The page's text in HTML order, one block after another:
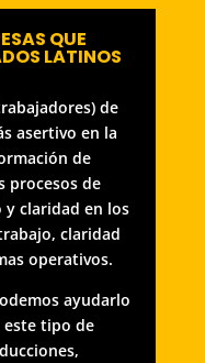
QUE
LATINOS
de
asertivo en la
de
procesos de
claridad en los
claridad
operativos.
ayudarlo
tipo de